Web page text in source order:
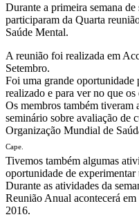
Durante a primeira semana
participaram da Quarta
Saúde Mental.
A reunião foi realizada em
Setembro.
Foi uma grande oportunidade
realizado e para ver no que
Os membros também tiveram
seminário sobre avaliação de
Organização Mundial de Saúd
Cape.
Tivemos também algumas
oportunidade de
Durante as atividades da
Reunião Anual acontecerá
2016.